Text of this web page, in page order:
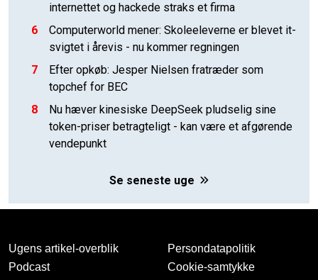
internettet og hackede straks et firma
6
Computerworld mener: Skoleeleverne er blevet it-
svigtet i årevis - nu kommer regningen
7
Efter opkøb: Jesper Nielsen fratræder som
topchef for BEC
8
Nu hæver kinesiske DeepSeek pludselig sine
token-priser betragteligt - kan være et afgørende
vendepunkt
Se seneste uge
Ugens artikel-overblik
Podcast
Persondatapolitik
Cookie-samtykke